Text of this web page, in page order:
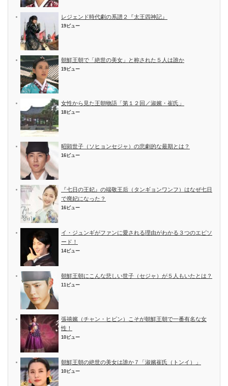
レジェンド時代劇の系譜２『太王四神記』
19ビュー
朝鮮王朝で「絶世の美女」と称された５人は誰か
19ビュー
女性から見た王朝物語「第１２回／淑嬪・崔氏」
18ビュー
昭顕世子（ソヒョンセジャ）の悲劇的な最期とは？
16ビュー
『七日の王妃』の端敬王后（タンギョンワンフ）はなぜ七日
で廃妃になった？
16ビュー
イ・ジュンギがファンに愛される理由がわかる３つのエピソ
ード！
14ビュー
朝鮮王朝にこんな悲しい世子（セジャ）が５人もいたとは？
11ビュー
張禧嬪（チャン・ヒビン）こそが朝鮮王朝で一番有名な女
性！
10ビュー
朝鮮王朝の絶世の美女は誰か７「淑嬪崔氏（トンイ）」
10ビュー